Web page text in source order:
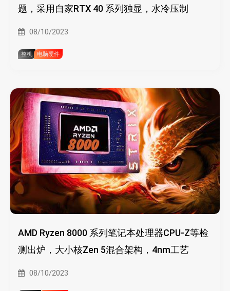
题，采用自家RTX 40 系列独显，水冷压制
08/10/2023
整机 电脑硬件
AMD Ryzen 8000 系列笔记本处理器CPU-Z等检
测出炉，大小核Zen 5混合架构，4nm工艺
08/10/2023